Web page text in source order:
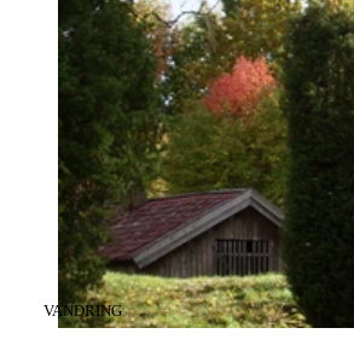
KATEGORI:
VANDRING